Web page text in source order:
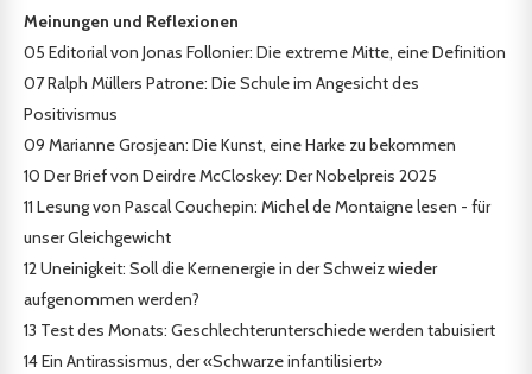
Meinungen und Reflexionen
05 Editorial von Jonas Follonier: Die extreme Mitte, eine Definition
07Ralph Müllers Patrone: Die Schule im Angesicht des
Positivismus
09 Marianne Grosjean: Die Kunst, eine Harke zu bekommen
10 Der Brief von Deirdre McCloskey: Der Nobelpreis 2025
11 Lesung von Pascal Couchepin: Michel de Montaigne lesen - für
unser Gleichgewicht
12Uneinigkeit: Soll die Kernenergie in der Schweiz wieder
aufgenommen werden?
13 Test des Monats: Geschlechterunterschiede werden tabuisiert
14Ein Antirassismus, der «Schwarze infantilisiert»